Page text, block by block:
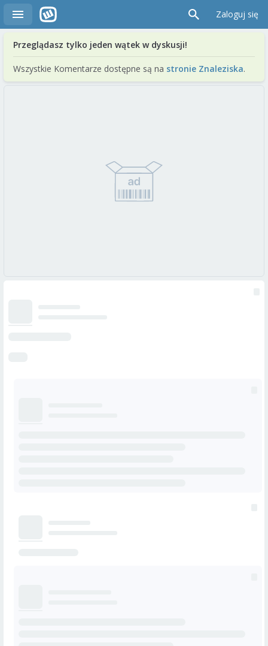
Zaloguj się
Przeglądasz tylko jeden wątek w dyskusji!
Wszystkie Komentarze dostępne są na stronie Znaleziska.